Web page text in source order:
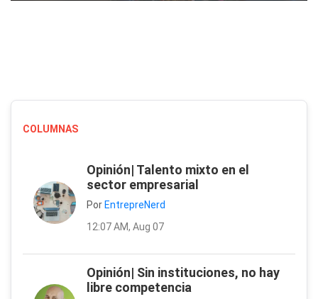
COLUMNAS
Opinión| Talento mixto en el
sector empresarial
Por EntrepreNerd
12:07 AM, Aug 07
Opinión| Sin instituciones, no hay
libre competencia